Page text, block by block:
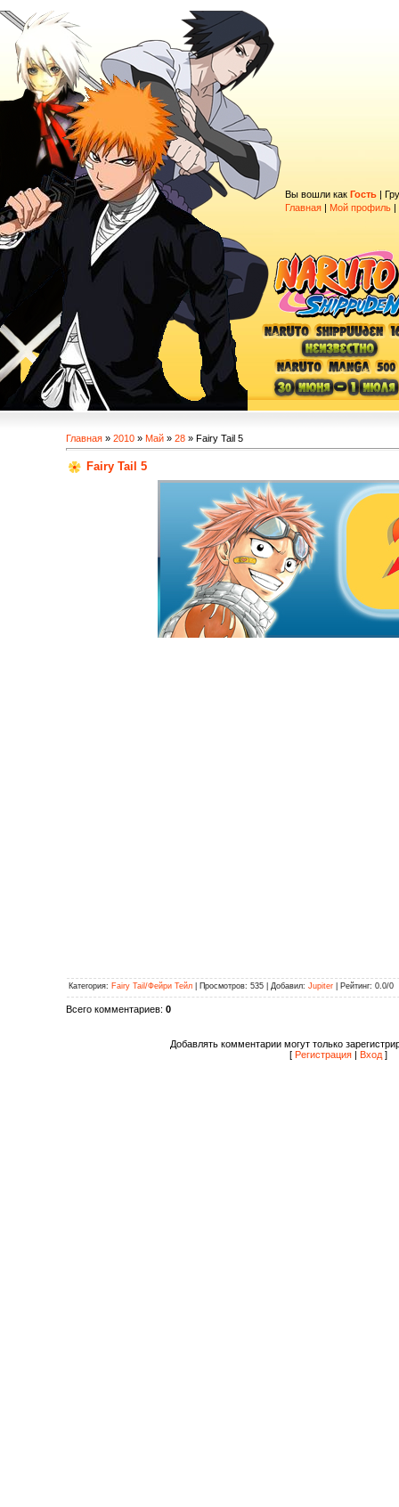
Вы вошли как Гость |
Главная | Мой профиль |
Главная » 2010 » Май » 28 » Fairy Tail 5
Fairy Tail 5
Категория: Fairy Tail/Фейри Тейл Просмотров: 535 | Добавил: Jupiter Рейтинг: 0.0/0
Всего комментариев: 0
Добавлять комментарии могут только
[ Регистрация | Вход ]